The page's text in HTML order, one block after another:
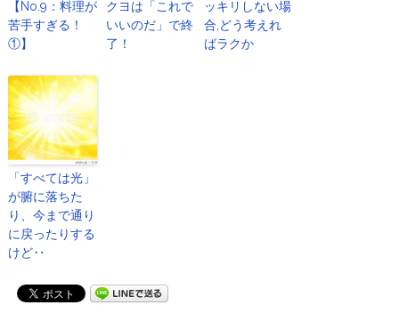
【No.9：料理が
苦手すぎる！
①】
クヨは「これで
いいのだ」で終
了！
ッキリしない場
合,どう考えれ
ばラクか
「すべては光」
が腑に落ちた
り、今まで通り
に戻ったりする
けど‥